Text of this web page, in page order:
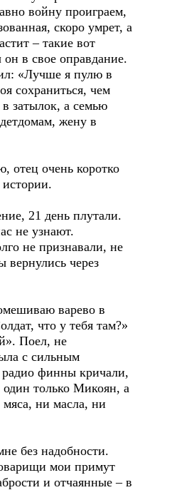
войну проиграем,
скоро умрет, а
– такие вот
в свое оправдание.
«Лучше я пулю в
сохраниться, чем
затылок, а семью
жену в
очень коротко
21 день плутали.
не узнают.
не признавали, не
вернулись через
варево в
что у тебя там?»
Поел, не
с сильным
финны кричали,
только Микоян, а
ни масла, ни
без надобности.
мои примут
и отчаянные – в